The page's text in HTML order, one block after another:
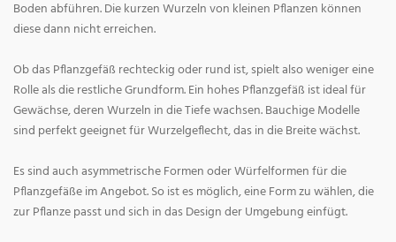
Boden abführen. Die kurzen Wurzeln von kleinen Pflanzen können
diese dann nicht erreichen.
Ob das Pflanzgefäß rechteckig oder rund ist, spielt also weniger eine
Rolle als die restliche Grundform. Ein hohes Pflanzgefäß ist ideal für
Gewächse, deren Wurzeln in die Tiefe wachsen. Bauchige Modelle
sind perfekt geeignet für Wurzelgeflecht, das in die Breite wächst.
Es sind auch asymmetrische Formen oder Würfelformen für die
Pflanzgefäße im Angebot. So ist es möglich, eine Form zu wählen, die
zur Pflanze passt und sich in das Design der Umgebung einfügt.